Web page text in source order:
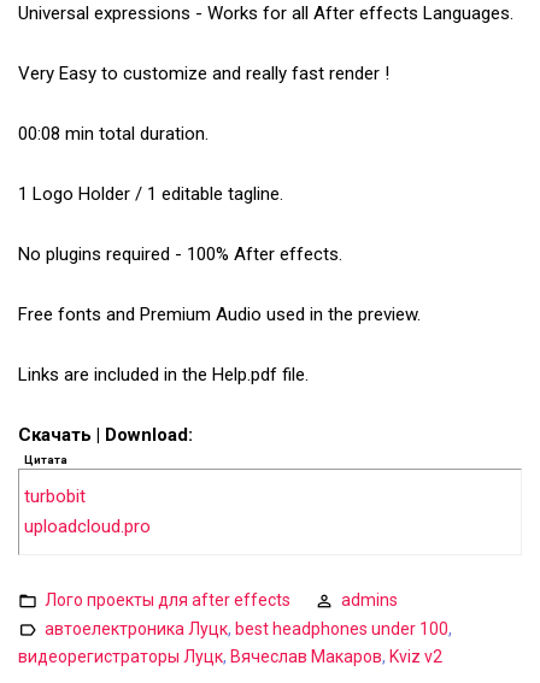
Universal expressions - Works for all After effects Languages.
Very Easy to customize and really fast render !
00:08 min total duration.
1 Logo Holder / 1 editable tagline.
No plugins required - 100% After effects.
Free fonts and Premium Audio used in the preview.
Links are included in the Help.pdf file.
Скачать | Download:
Цитата
turbobit
uploadcloud.pro
Лого проекты для after effects
admins
автоелектроника Луцк, best headphones under 100,
видеорегистраторы Луцк, Вячеслав Макаров, Kviz v2